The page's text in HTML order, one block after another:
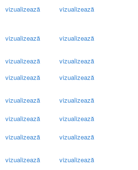
vizualizează
vizualizează
vizualizează vizualizează
vizualizează
vizualizează
vizualizează
vizualizează
vizualizează
vizualizează
vizualizează
vizualizează
vizualizează
vizualizează
vizualizează
vizualizează